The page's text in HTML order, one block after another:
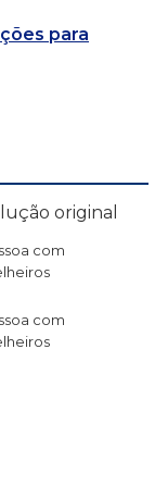
para
original
com
com